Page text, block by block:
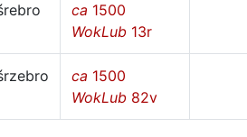
ca 1500
WokLub 13r
ca 1500
WokLub 82v